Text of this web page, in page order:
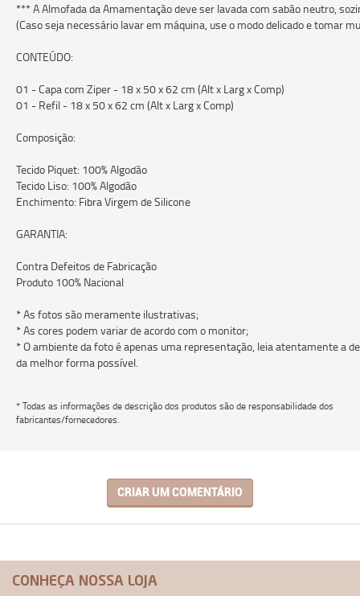
*** A Almofada da Amamentação deve ser lavada com sabão neutro,
(Caso seja necessário lavar em máquina, use o modo delicado e tomar
CONTEÚDO:
01 - Capa com Ziper - 18 x 50 x 62 cm (Alt x Larg x Comp)
01 - Refil - 18 x 50 x 62 cm (Alt x Larg x Comp)
Composição:
Tecido Piquet: 100% Algodão
Tecido Liso: 100% Algodão
Enchimento: Fibra Virgem de Silicone
GARANTIA:
Contra Defeitos de Fabricação
Produto 100% Nacional
* As fotos são meramente ilustrativas;
* As cores podem variar de acordo com o monitor;
* O ambiente da foto é apenas uma representação, leia atentamente a
da melhor forma possível.
* Todas as informações de descrição dos produtos são de responsabilidade dos
fabricantes/fornecedores.
CRIAR UM COMENTÁRIO
CONHEÇA NOSSA LOJA